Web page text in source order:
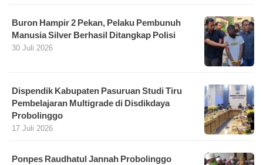
Buron Hampir 2 Pekan, Pelaku Pembunuh
Manusia Silver Berhasil Ditangkap Polisi
30 Juli 2026
Dispendik Kabupaten Pasuruan Studi Tiru
Pembelajaran Multigrade di Disdikdaya
Probolinggo
17 Juli 2026
Ponpes Raudhatul Jannah Probolinggo